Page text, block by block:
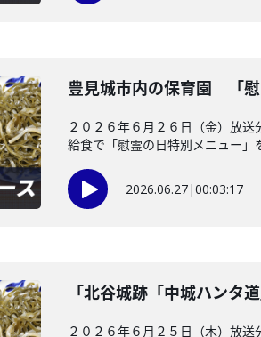
豊見城市内の保育園 「
２０２６年６月２６日（金）放
給食で「慰霊の日特別メニュー」
2026.06.27|00:03:17
「北谷城跡「中城ハンタ
２０２６年６月２５日（木）放